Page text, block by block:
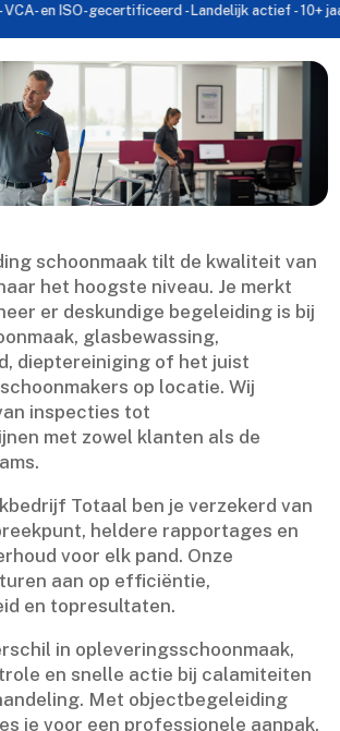
ISO-gecertificeerd - Landelijk actief - 10+ jaar
schoonmaak tilt de kwaliteit van
het hoogste niveau.​ Je merkt
er deskundige begeleiding is bij
glasbewassing,
dieptereiniging of het juist
op locatie.​ Wij
inspecties tot
met zowel klanten als de
Totaal ben je verzekerd van
heldere rapportages en
voor elk pand.​ Onze
aan op efficiëntie,
en topresultaten.​
in opleveringsschoonmaak,
en snelle actie bij calamiteiten
Met objectbegeleiding
je voor een professionele aanpak,